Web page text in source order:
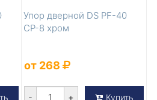
Упор дверной DS PF-40
CP-8 хром
от 268
- + Купить